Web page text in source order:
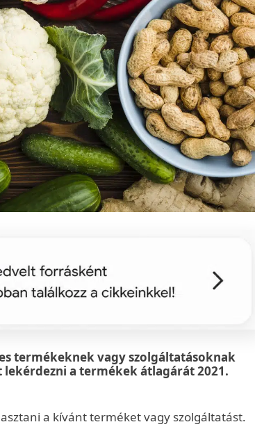
termékeknek vagy szolgáltatásoknak
lekérdezni a termékek átlagárát 2021.
a kívánt terméket vagy szolgáltatást.